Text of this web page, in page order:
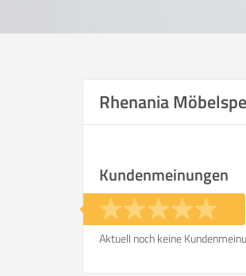
Ihre Angaben: am
Rhenania
Kundenmeinungen
Aktuell noch keine